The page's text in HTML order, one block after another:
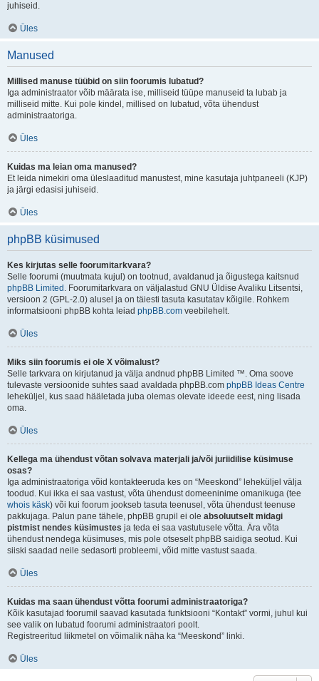
juhiseid.
Üles
Manused
Millised manuse tüübid on siin foorumis lubatud?
Iga administraator võib määrata ise, milliseid tüüpe manuseid ta lubab ja
milliseid mitte. Kui pole kindel, millised on lubatud, võta ühendust
administraatoriga.
Üles
Kuidas ma leian oma manused?
Et leida nimekiri oma üleslaaditud manustest, mine kasutaja juhtpaneeli (KJP)
ja järgi edasisi juhiseid.
Üles
phpBB küsimused
Kes kirjutas selle foorumitarkvara?
Selle foorumi (muutmata kujul) on tootnud, avaldanud ja õigustega kaitsnud
phpBB Limited . Foorumitarkvara on väljalastud GNU Üldise Avaliku Litsentsi,
versioon 2 (GPL-2.0) alusel ja on täiesti tasuta kasutatav kõigile. Rohkem
informatsiooni phpBB kohta leiad phpBB.com veebilehelt.
Üles
Miks siin foorumis ei ole X võimalust?
Selle tarkvara on kirjutanud ja välja andnud phpBB Limited ™. Oma soove
tulevaste versioonide suhtes saad avaldada phpBB.com phpBB Ideas Centre
leheküljel, kus saad hääletada juba olemas olevate ideede eest, ning lisada
oma.
Üles
Kellega ma ühendust võtan solvava materjali ja/või juriidilise küsimuse
osas?
Iga administraatoriga võid kontakteeruda kes on “Meeskond” leheküljel välja
toodud. Kui ikka ei saa vastust, võta ühendust domeeninime omanikuga (tee
whois käsk) või kui foorum jookseb tasuta teenusel, võta ühendust teenuse
pakkujaga. Palun pane tähele, phpBB grupil ei ole absoluutselt midagi
pistmist nendes küsimustes ja teda ei saa vastutusele võtta. Ära võta
ühendust nendega küsimuses, mis pole otseselt phpBB saidiga seotud. Kui
siiski saadad neile sedasorti probleemi, võid mitte vastust saada.
Üles
Kuidas ma saan ühendust võtta foorumi administraatoriga?
Kõik kasutajad foorumil saavad kasutada funktsiooni “Kontakt” vormi, juhul kui
see valik on lubatud foorumi administraatori poolt.
Registreeritud liikmetel on võimalik näha ka “Meeskond” linki.
Üles